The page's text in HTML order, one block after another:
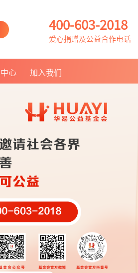
400-603-2018
爱心捐赠及公益合作电话
心 加入我们
人员招聘